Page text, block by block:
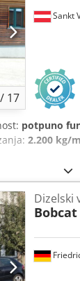
/ 17
Sankt
potpuno
2.200 kg/m
Dizelski
Bobcat